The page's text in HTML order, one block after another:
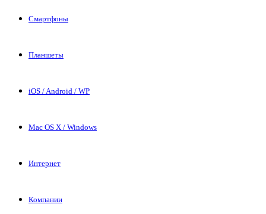
Смартфоны
Планшеты
iOS / Android / WP
Mac OS X / Windows
Интернет
Компании